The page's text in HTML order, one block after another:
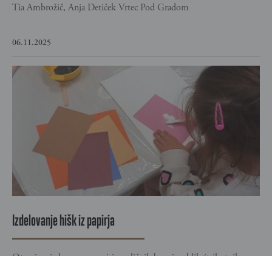
Tia Ambrožič, Anja Detiček Vrtec Pod Gradom
06.11.2025
Izdelovanje hišk iz papirja